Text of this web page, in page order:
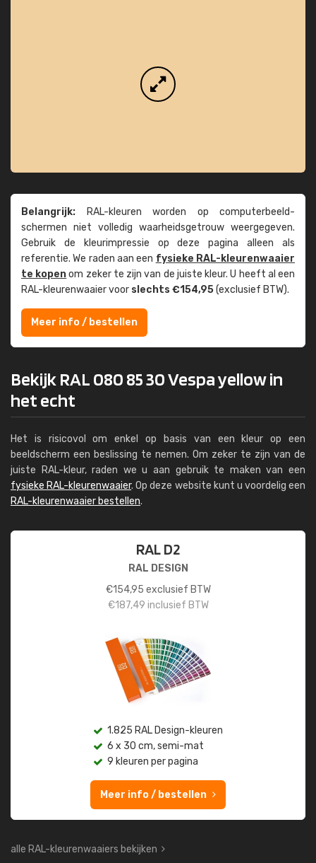
Belangrijk: RAL-kleuren worden op computer­beeld­
schermen niet volledig waarheids­­getrouw weer­gegeven.
Gebruik de kleur­impressie op deze pagina alleen als
referentie. We raden aan een fysieke RAL-kleuren­waaier
te kopenom zeker te zijn van de juiste kleur. U heeft al een
RAL-kleuren­waaier voor slechts €154,95(exclusief BTW).
Meer info / bestellen
Bekijk RAL 080 85 30 Vespa yellow in
het echt
Het is risicovol om enkel op basis van een kleur op een
beeldscherm een beslissing te nemen. Om zeker te zijn van de
juiste RAL-kleur, raden we u aan gebruik te maken van een
fysieke RAL-kleurenwaaier. Op deze website kunt u voordelig een
RAL-kleurenwaaier bestellen.
RAL D2
RAL DESIGN
€154,95 exclusief BTW
€187,49 inclusief BTW
1.825 RAL Design-kleuren
6 x 30 cm, semi-mat
9 kleuren per pagina
Meer info / bestellen
alle RAL-kleurenwaaiers bekijken